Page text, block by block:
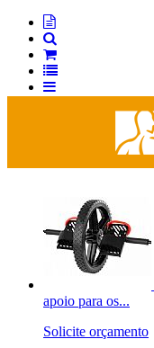
apoio para os...
Solicite orçamento